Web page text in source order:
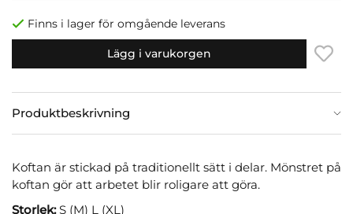
Finns i lager för omgående leverans
Lägg i varukorgen
Produktbeskrivning
Koftan är stickad på traditionellt sätt i delar. Mönstret på
koftan gör att arbetet blir roligare att göra.
Storlek:S (M) L (XL)